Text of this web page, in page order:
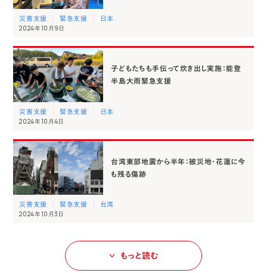
災害支援 緊急支援 日本
2024年10月9日
子どもたちも手伝って炊き出し実施：能登
半島大雨緊急支援
災害支援 緊急支援 日本
2024年10月4日
台湾東部地震から半年：被災地・花蓮に今
も残る傷跡
災害支援 緊急支援 台湾
2024年10月3日
もっと読む